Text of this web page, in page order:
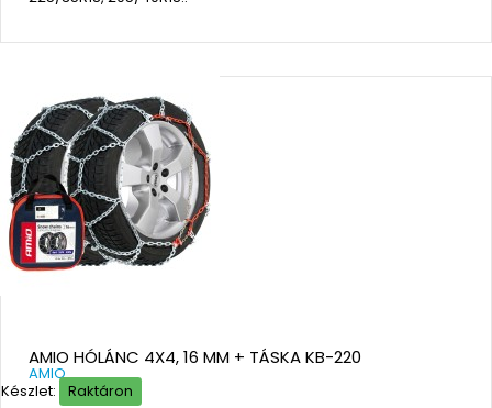
AMIO HÓLÁNC 4X4, 16 MM + TÁSKA KB-220
AMIO
Készlet:
Raktáron